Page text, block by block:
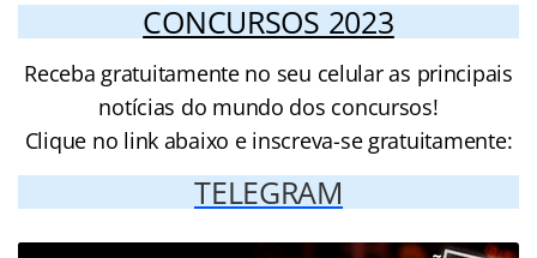
CONCURSOS 2023
Receba gratuitamente no seu celular as principais
notícias do mundo dos concursos!
Clique no link abaixo e inscreva-se gratuitamente:
TELEGRAM